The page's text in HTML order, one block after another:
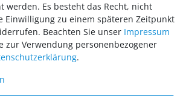
werden. Es besteht das Recht, nicht
Einwilligung zu einem späteren Zeitpunkt
Beachten Sie unser Impressum
zur Verwendung personenbezogener
.